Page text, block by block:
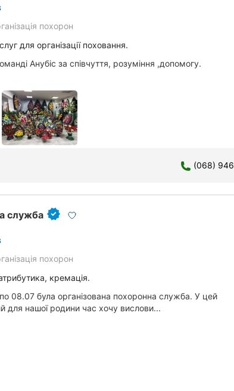
похорон
для організації поховання.
Анубіс за співчуття, розуміння ,допомогу.
(068) 946
служба
похорон
кремація.
08.07 була організована похоронна служба. У цей
для нашої родини час хочу вислови...